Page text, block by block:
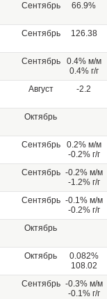
Сентябрь 66.9%
Сентябрь 126.38
Сентябрь
0.4% м/м
0.4% г/г
Август -2.2
Октябрь
Сентябрь
0.2% м/м
-0.2% г/г
Сентябрь -0.2% м/м
-1.2% г/г
Сентябрь -0.1% м/м
-0.2% г/г
Октябрь
Октябрь
0.082%
108.02
Сентябрь -0.3% м/м
-0.1% г/г